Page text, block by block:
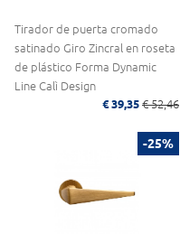
Tirador de puerta cromado
satinado Giro Zincral en roseta
de plástico Forma Dynamic
Line Calì Design
€ 39,35 € 52,46
-25%